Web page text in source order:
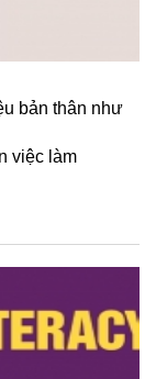
bản thân như
việc làm